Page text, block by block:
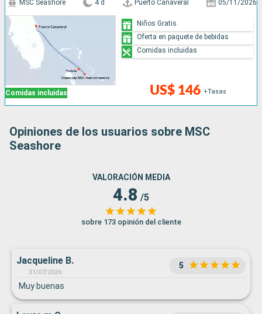
Comidas incluidas
MSC Seashore 4 d Puerto Canaveral 05/11/2026
US$ 146 +Tasas
Niños Gratis
Oferta en paquete de bebidas
Comidas incluidas
Opiniones de los usuarios sobre MSC
Seashore
VALORACIÓN MEDIA
4.8 /5
sobre 173 opinión del cliente
Jacqueline B.
31/07/2026
5
Muy buenas